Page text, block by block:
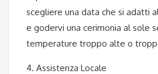
scegliere una data che si adatti
e godervi una cerimonia al sole
temperature troppo alte o
4. Assistenza Locale